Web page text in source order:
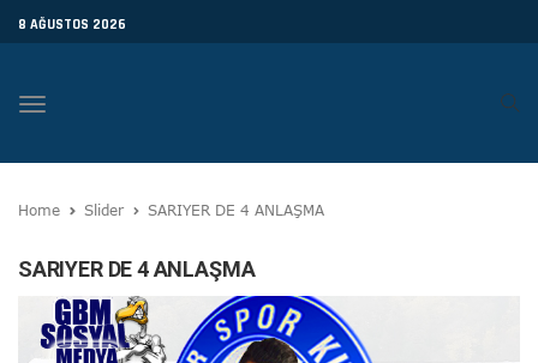
8 AĞUSTOS 2026
Toggle
Home Slider SARIYER DE 4 ANLAŞMA
SARIYER DE 4 ANLAŞMA